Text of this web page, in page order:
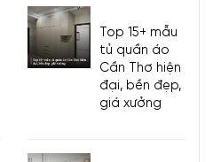
Top 15+ mẫu
tủ quần áo
Cần Thơ hiện
đại, bền đẹp,
giá xưởng